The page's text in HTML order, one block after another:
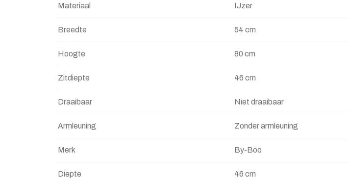
Materiaal IJzer
Breedte 54 cm
Hoogte 80 cm
Zitdiepte 46 cm
Draaibaar Niet draaibaar
Armleuning Zonder armleuning
Merk By-Boo
Diepte 46 cm